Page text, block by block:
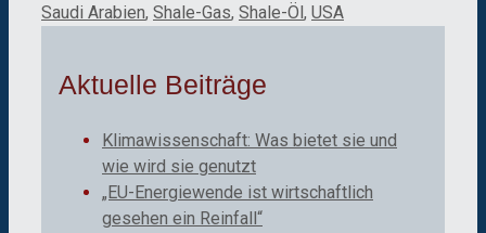
Saudi Arabien, Shale-Gas, Shale-Öl, USA
Aktuelle Beiträge
Klimawissenschaft: Was bietet sie und
wie wird sie genutzt
„EU-Energiewende ist wirtschaftlich
gesehen ein Reinfall“